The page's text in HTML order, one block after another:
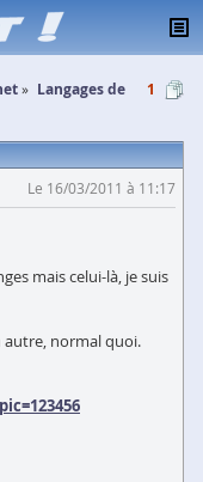
Langages de
1
Le 16/03/2011 à 11:17
mais celui-là, je suis
autre, normal quoi.